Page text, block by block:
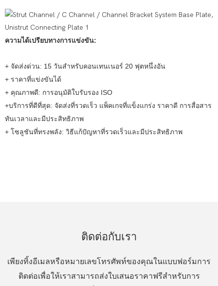
ความได้เปรียบทางการแข่งขัน:
+ จัดส่งด่วน: 15 วันสำหรับคอนเทนเนอร์ 20 ฟุตหนึ่งอัน
+ ราคาที่แข่งขันได้
+ คุณภาพดี: การอนุมัติใบรับรอง ISO
+บริการที่ดีที่สุด: จัดส่งที่รวดเร็ว แพ็คเกจที่แข็งแกร่ง ราคาดี การสื่อสาร
ทันเวลาและมีประสิทธิภาพ
+ โซลูชันที่ทรงพลัง: วิธีแก้ปัญหาที่รวดเร็วและมีประสิทธิภาพ
ติดต่อกับเรา
เพียงทิ้งอีเมลหรือหมายเลขโทรศัพท์ของคุณในแบบฟอร์มการ
ติดต่อเพื่อให้เราสามารถส่งใบเสนอราคาฟรีสำหรับการ